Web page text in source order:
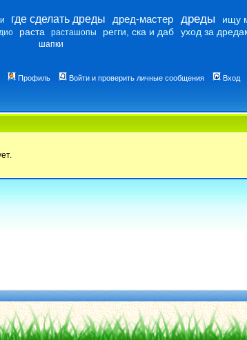
где сделать дреды дред-мастер дреды ищу
раста расташопы регги, ска и даб уход за
шапки
Профиль Войти и проверить личные сообщения Вход